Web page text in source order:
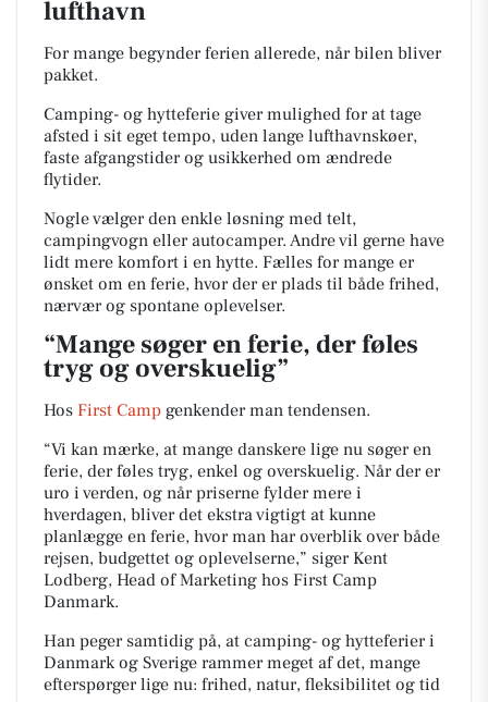
lufthavn
For mange begynder ferien allerede, når bilen bliver
pakket.
Camping- og hytteferie giver mulighed for at tage
afsted i sit eget tempo, uden lange lufthavnskøer,
faste afgangstider og usikkerhed om ændrede
flytider.
Nogle vælger den enkle løsning med telt,
campingvogn eller autocamper. Andre vil gerne have
lidt mere komfort i en hytte. Fælles for mange er
ønsket om en ferie, hvor der er plads til både frihed,
nærvær og spontane oplevelser.
“Mange søger en ferie, der føles
tryg og overskuelig”
Hos First Camp genkender man tendensen.
“Vi kan mærke, at mange danskere lige nu søger en
ferie, der føles tryg, enkel og overskuelig. Når der er
uro i verden, og når priserne fylder mere i
hverdagen, bliver det ekstra vigtigt at kunne
planlægge en ferie, hvor man har overblik over både
rejsen, budgettet og oplevelserne,” siger Kent
Lodberg, Head of Marketing hos First Camp
Danmark.
Han peger samtidig på, at camping- og hytteferier i
Danmark og Sverige rammer meget af det, mange
efterspørger lige nu: frihed, natur, fleksibilitet og tid